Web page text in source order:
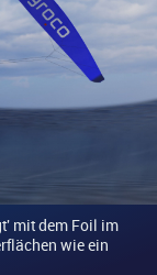
mit dem Foil im
wie ein